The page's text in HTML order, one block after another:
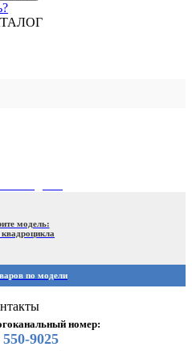
модель:
по модели
номер:
9025